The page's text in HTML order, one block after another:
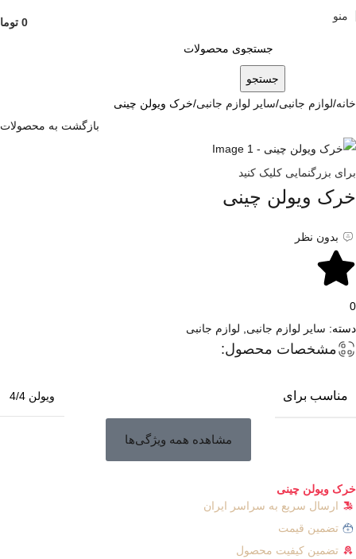
منو 0
جستجو
خانه لوازم جانبی سایر لوازم جانبی خرک ویولن چینی
بازگشت به محصولات
برای بزرگنمایی کلیک کنید
خرک ویولن چینی
بدون نظر
0
دسته: سایر لوازم جانبی لوازم جانبی
مشخصات محصول:
مناسب برای ویولن 4/4
مشاهده همه ویژگی‌ها
خرک ویولن چینی
ارسال سریع به سراسر ایران
تضمین قیمت
تضمین کیفیت محصول